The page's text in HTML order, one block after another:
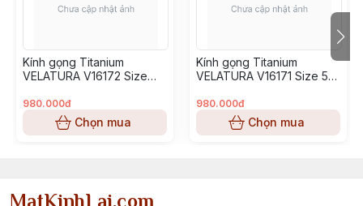
Kính gọng Titanium
VELATURA V16172 Size
980.000đ
Chọn mua
Kính gọng Titanium
VELATURA V16171 Size 53-
980.000đ
Chọn mua
MatKinhLai.com